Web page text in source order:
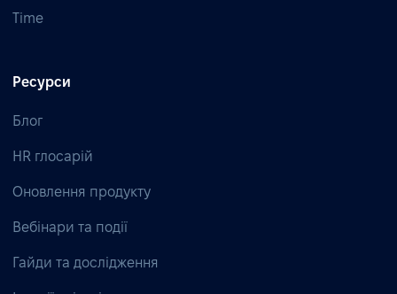
Time
Ресурси
Блог
HR глосарій
Оновлення продукту
Вебінари та події
Гайди та дослідження